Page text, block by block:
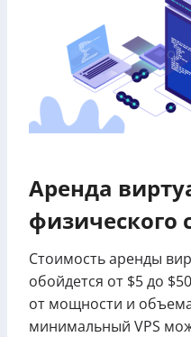
Аренда
физического
Стоимость аренды
обойдется от $5 до
от мощности и
минимальный VPS